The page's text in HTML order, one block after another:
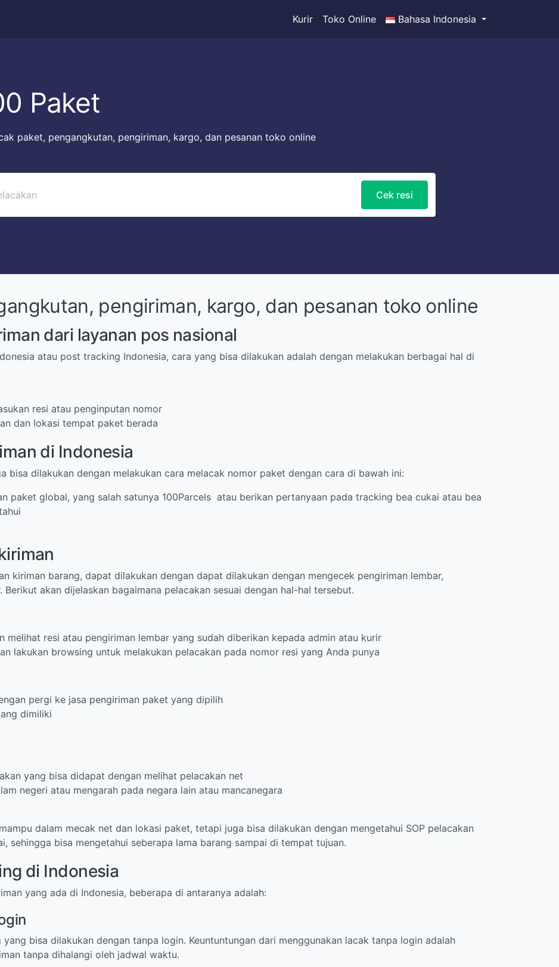
Kurir Toko Online Bahasa Indonesia
Paket
paket, pengangkutan, pengiriman, kargo, dan pesanan toko online
Cek resi
pengiriman, kargo, dan pesanan toko online
dari layanan pos nasional
atau post tracking Indonesia, cara yang bisa dilakukan adalah dengan melakukan berbagai hal di
resi atau penginputan nomor
dan lokasi tempat paket berada
di Indonesia
bisa dilakukan dengan melakukan cara melacak nomor paket dengan cara di bawah ini:
paket global, yang salah satunya 100Parcels atau berikan pertanyaan pada tracking bea cukai atau bea
kiriman barang, dapat dilakukan dengan dapat dilakukan dengan mengecek pengiriman lembar,
akan dijelaskan bagaimana pelacakan sesuai dengan hal-hal tersebut.
melihat resi atau pengiriman lembar yang sudah diberikan kepada admin atau kurir
lakukan browsing untuk melakukan pelacakan pada nomor resi yang Anda punya
pergi ke jasa pengiriman paket yang dipilih
dimiliki
yang bisa didapat dengan melihat pelacakan net
negeri atau mengarah pada negara lain atau mancanegara
dalam mecak net dan lokasi paket, tetapi juga bisa dilakukan dengan mengetahui SOP pelacakan
sehingga bisa mengetahui seberapa lama barang sampai di tempat tujuan.
di Indonesia
yang ada di Indonesia, beberapa di antaranya adalah:
bisa dilakukan dengan tanpa login. Keuntuntungan dari menggunakan lacak tanpa login adalah
tanpa dihalangi oleh jadwal waktu.